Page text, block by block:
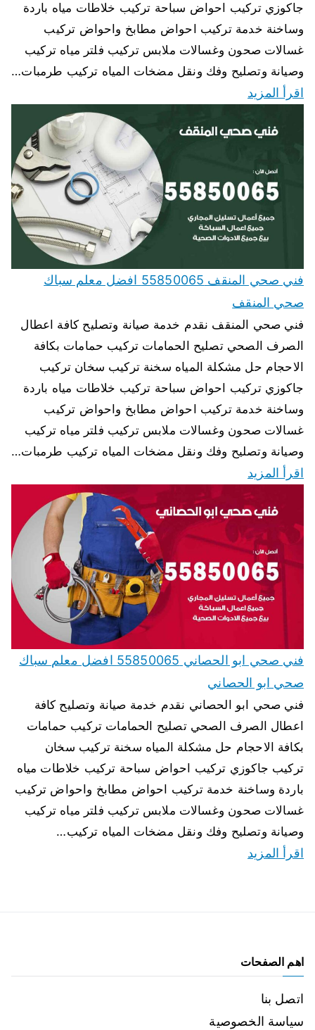
جاكوزي تركيب احواض سباحة تركيب خلاطات مياه باردة
وساخنة خدمة تركيب احواض مطابخ واحواض تركيب
غسالات صحون وغسالات ملابس تركيب فلتر مياه تركيب
وصيانة وتصليح وفك ونقل مضخات المياه تركيب طرمبات…
اقرأ المزيد
فني صحي المنقف 55850065 افضل معلم سباك
صحي المنقف
فني صحي المنقف نقدم خدمة صيانة وتصليح كافة اعطال
الصرف الصحي تصليح الحمامات تركيب حمامات بكافة
الاحجام حل مشكلة المياه سخنة تركيب سخان تركيب
جاكوزي تركيب احواض سباحة تركيب خلاطات مياه باردة
وساخنة خدمة تركيب احواض مطابخ واحواض تركيب
غسالات صحون وغسالات ملابس تركيب فلتر مياه تركيب
وصيانة وتصليح وفك ونقل مضخات المياه تركيب طرمبات…
اقرأ المزيد
فني صحي ابو الحصاني 55850065 افضل معلم سباك
صحي ابو الحصاني
فني صحي ابو الحصاني نقدم خدمة صيانة وتصليح كافة
اعطال الصرف الصحي تصليح الحمامات تركيب حمامات
بكافة الاحجام حل مشكلة المياه سخنة تركيب سخان
تركيب جاكوزي تركيب احواض سباحة تركيب خلاطات مياه
باردة وساخنة خدمة تركيب احواض مطابخ واحواض تركيب
غسالات صحون وغسالات ملابس تركيب فلتر مياه تركيب
وصيانة وتصليح وفك ونقل مضخات المياه تركيب…
اقرأ المزيد
اهم الصفحات
اتصل بنا
سياسة الخصوصية